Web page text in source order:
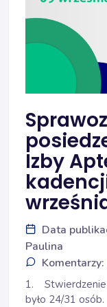
Izby
Data
Paulina
Komentarzy:
1. Stwierdzenie
było 24/31 osób.